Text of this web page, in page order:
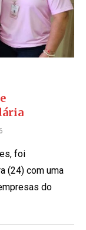
foi
(24) com uma
do